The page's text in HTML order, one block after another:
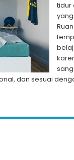
tidur
dan sesuai